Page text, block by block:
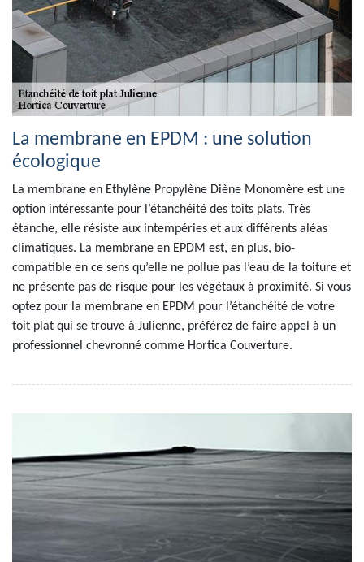
La membrane en EPDM : une solution
écologique
La membrane en Ethylène Propylène Diène Monomère est une
option intéressante pour l’étanchéité des toits plats. Très
étanche, elle résiste aux intempéries et aux différents aléas
climatiques. La membrane en EPDM est, en plus, bio-
compatible en ce sens qu’elle ne pollue pas l’eau de la toiture et
ne présente pas de risque pour les végétaux à proximité. Si vous
optez pour la membrane en EPDM pour l’étanchéité de votre
toit plat qui se trouve à Julienne, préférez de faire appel à un
professionnel chevronné comme Hortica Couverture.